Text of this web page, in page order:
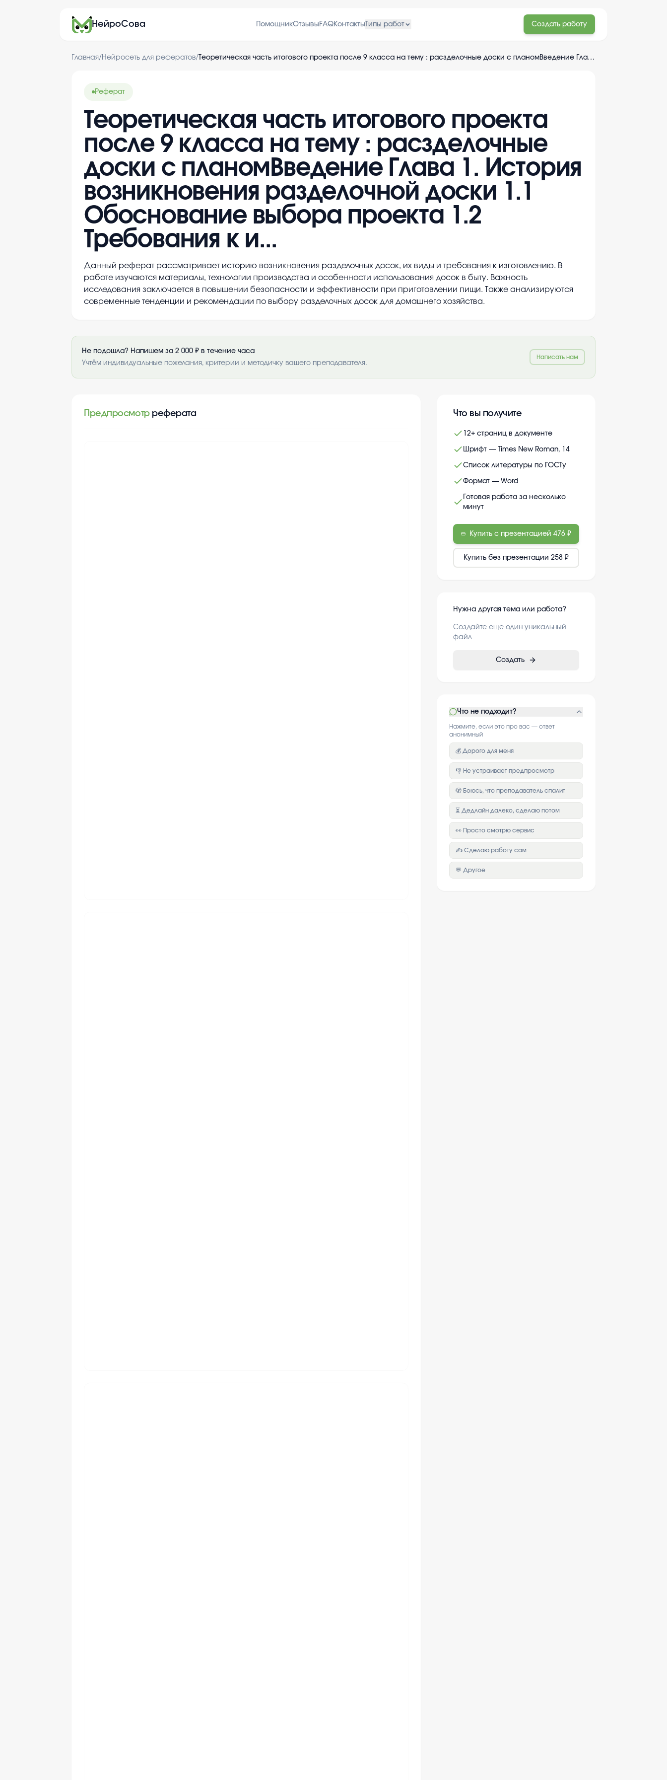
НейроСова ПомощникОтзывы FAQКонтакты Типы работ Создать работу
Главная/ Нейросеть для рефератов/ Теоретическая часть итогового проекта после 9 класса на тему : расзделочные доски с планомВведение Глава 1. История возникновения разделочной доски 1.1 Обоснование выбора проекта 1.2 Требования к и...
Реферат
Теоретическая часть итогового проекта
после 9 класса на тему : расзделочные
доски с планомВведение Глава 1. История
возникновения разделочной доски 1.1
Обоснование выбора проекта 1.2
Требования к и...
Данный реферат рассматривает историю возникновения разделочных досок, их виды и требования к изготовлению. В
работе изучаются материалы, технологии производства и особенности использования досок в быту. Важность
исследования заключается в повышении безопасности и эффективности при приготовлении пищи. Также анализируются
современные тенденции и рекомендации по выбору разделочных досок для домашнего хозяйства.
Не подошла? Напишем за 2 000 ₽ в течение часа
Учтём индивидуальные пожелания, критерии и методичку вашего преподавателя.
Написать нам
Предпросмотр реферата Что вы получите
12+ страниц в документе
Шрифт — Times New Roman, 14
Список литературы по ГОСТу
Формат — Word
Готовая работа за несколько
минут
Купить с презентацией 476 ₽
Купить без презентации 258 ₽
Нужна другая тема или работа?
Создайте еще один уникальный
файл
Создать
Что не подходит?
Нажмите, если это про вас — ответ
анонимный
💰 Дорого для меня
👎 Не устраивает предпросмотр
🫣 Боюсь, что преподаватель спалит
⏳ Дедлайн далеко, сделаю потом
👀 Просто смотрю сервис
✍️ Сделаю работу сам
💬 Другое